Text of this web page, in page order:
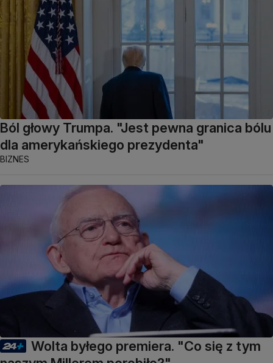
Ból głowy Trumpa. "Jest pewna granica bólu
dla amerykańskiego prezydenta"
BIZNES
Wolta byłego premiera. "Co się z tym